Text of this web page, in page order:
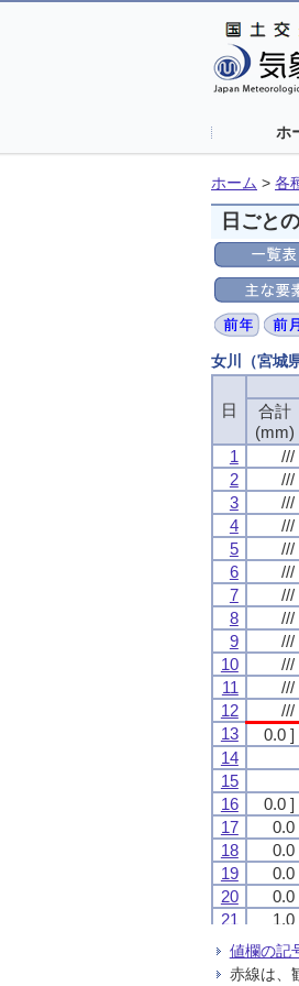
ホ
ホーム > 各
日ごと
女川（宮城
日
合計
(mm)
1
///
2
///
3
///
4
///
5
///
6
///
7
///
8
///
9
///
10
///
11
///
12
///
13
0.0 ]
14
15
16
0.0 ]
17
0.0
18
0.0
19
0.0
20
0.0
21
1.0
22
2.5
23
0.0 )
日
合計
(mm)
1
///
2
///
3
///
4
///
5
///
6
///
7
///
8
///
9
///
10
///
11
///
12
///
13
0.0 ]
14
15
16
0.0 ]
17
0.0
18
0.0
19
0.0
20
0.0
21
1.0
22
2.5
23
0.0 )
日
合計
(mm)
1
///
2
///
3
///
4
///
5
///
6
///
7
///
8
///
9
///
10
///
11
///
12
///
13
0.0 ]
14
15
16
0.0 ]
17
0.0
18
0.0
19
0.0
20
0.0
21
1.0
22
2.5
23
0.0 )
日
合計
(mm)
1
///
2
///
3
///
4
///
5
///
6
///
7
///
8
///
9
///
10
///
11
///
12
///
13
0.0 ]
14
15
16
0.0 ]
17
0.0
18
0.0
19
0.0
20
0.0
21
1.0
22
2.5
23
0.0 )
値欄の記
赤線は、